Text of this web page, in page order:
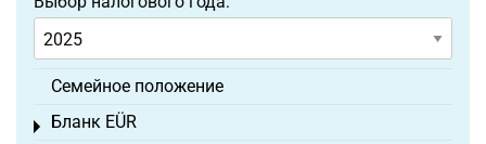
Семейное положение
Бланк EÜR
Toggle menu